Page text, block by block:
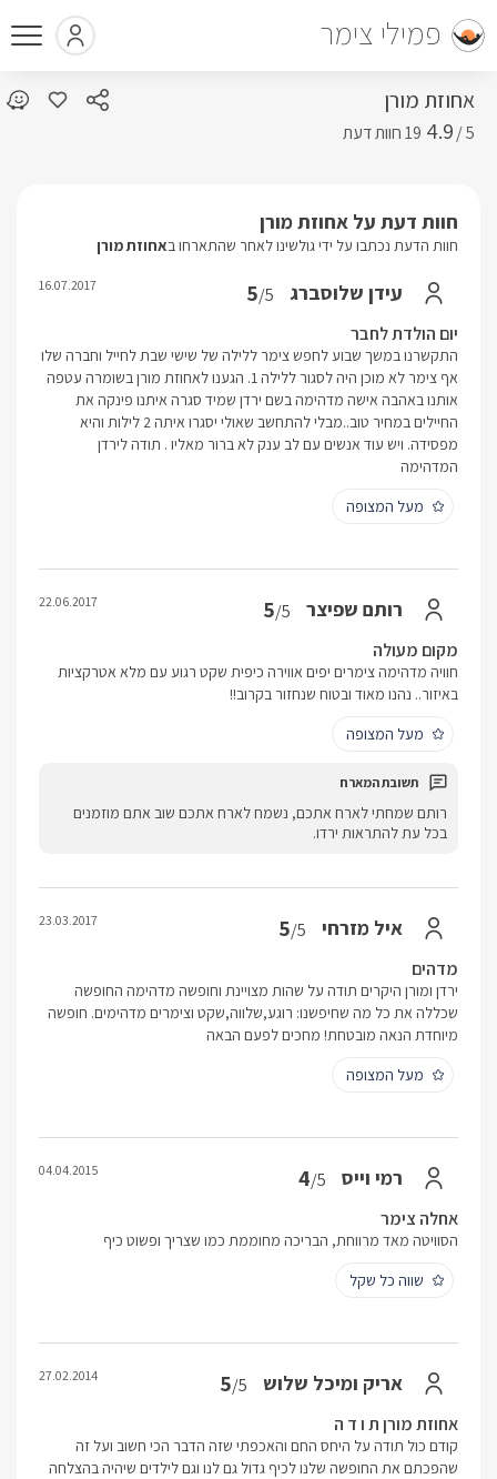
פמילי צימר
אחוזת מורן
5 /
4.9
חוות דעת על אחוזת מורן
חוות הדעת נכתבו על ידי גולשינו לאחר שהתארחו באחוזת מורן
עידן שלוסברג 5/5
16.07.2017
יום הולדת לחבר
התקשרנו במשך שבוע לחפש צימר ללילה של שישי שבת לחייל וחברה שלו
אף צימר לא מוכן היה לסגור ללילה 1. הגענו לאחוזת מורן בשומרה עטפה
אותנו באהבה אישה מדהימה בשם ירדן שמיד סגרה איתנו פינקה את
החיילים במחיר טוב..מבלי להתחשב שאולי יסגרו איתה 2 לילות והיא
מפסידה. ויש עוד אנשים עם לב ענק לא ברור מאליו . תודה לירדן
המדהימה
מעל המצופה
רותם שפיצר 5/5
22.06.2017
מקום מעולה
חוויה מדהימה צימרים יפים אווירה כיפית שקט רגוע עם מלא אטרקציות
באיזור.. נהנו מאוד ובטוח שנחזור בקרוב!!
מעל המצופה
רותם שמחתי לארח אתכם, נשמח לארח אתכם שוב אתם מוזמנים
בכל עת להתראות ירדו.
איל מזרחי 5/5
23.03.2017
מדהים
ירדן ומורן היקרים תודה על שהות מצויינת וחופשה מדהימה החופשה
שכללה את כל מה שחיפשנו: רוגע,שלווה,שקט וצימרים מדהימים. חופשה
מיוחדת הנאה מובטחת! מחכים לפעם הבאה
מעל המצופה
רמי וייס 4/5
04.04.2015
אחלה צימר
הסוויטה מאד מרווחת, הבריכה מחוממת כמו שצריך ופשוט כיף
שווה כל שקל
אריק ומיכל שלוש 5/5
27.02.2014
אחוזת מורן ת ו ד ה
קודם כול תודה על היחס החם והאכפתי שזה הדבר הכי חשוב ועל זה
שהפכתם את החופשה שלנו לכיף גדול גם לנו וגם לילדים שיהיה בהצלחה